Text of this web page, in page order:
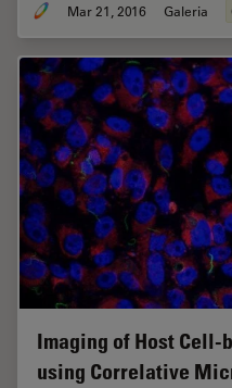
Mar 21, 2016 Galeria
Imaging of Host
using Correlative